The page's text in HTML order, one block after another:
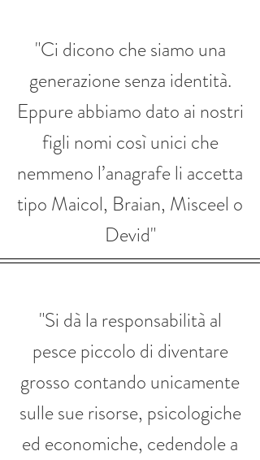
"Ci dicono che siamo una
generazione senza identità.
Eppure abbiamo dato ai nostri
figli nomi così unici che
nemmeno l’anagrafe li accetta
tipo Maicol, Braian, Misceel o
Devid"
"Si dà la responsabilità al
pesce piccolo di diventare
grosso contando unicamente
sulle sue risorse, psicologiche
ed economiche, cedendole a